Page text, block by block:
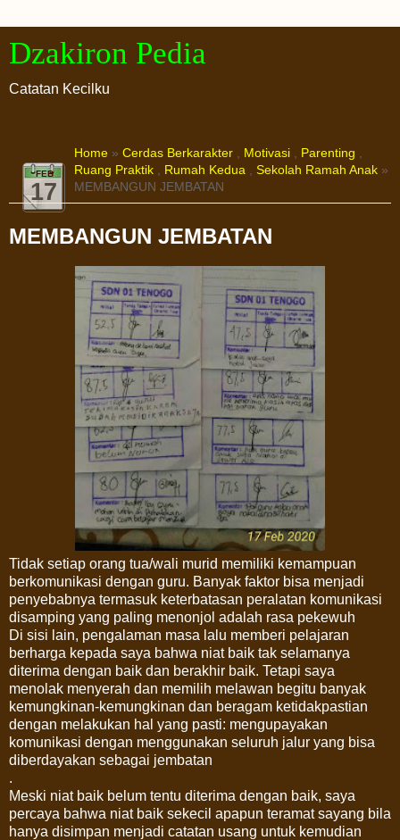
Dzakiron Pedia
Catatan Kecilku
FEB
17
Home » Cerdas Berkarakter , Motivasi , Parenting ,
Ruang Praktik , Rumah Kedua , Sekolah Ramah Anak »
MEMBANGUN JEMBATAN
MEMBANGUN JEMBATAN
Tidak setiap orang tua/wali murid memiliki kemampuan
berkomunikasi dengan guru. Banyak faktor bisa menjadi
penyebabnya termasuk keterbatasan peralatan komunikasi
disamping yang paling menonjol adalah rasa pekewuh
Di sisi lain, pengalaman masa lalu memberi pelajaran
berharga kepada saya bahwa niat baik tak selamanya
diterima dengan baik dan berakhir baik. Tetapi saya
menolak menyerah dan memilih melawan begitu banyak
kemungkinan-kemungkinan dan beragam ketidakpastian
dengan melakukan hal yang pasti: mengupayakan
komunikasi dengan menggunakan seluruh jalur yang bisa
diberdayakan sebagai jembatan
.
Meski niat baik belum tentu diterima dengan baik, saya
percaya bahwa niat baik sekecil apapun teramat sayang bila
hanya disimpan menjadi catatan usang untuk kemudian